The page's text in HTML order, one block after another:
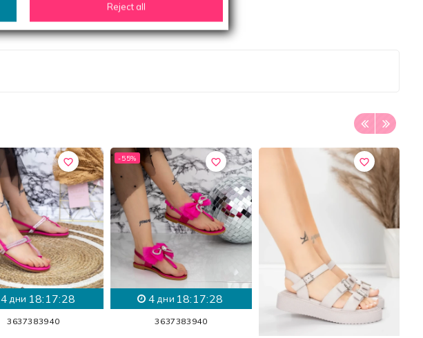
favorite_border
4дни 18:17:27
3637383940
favorite_border
-55%
4 дни 18:17:27
3637383940
favorite_border
Reject all